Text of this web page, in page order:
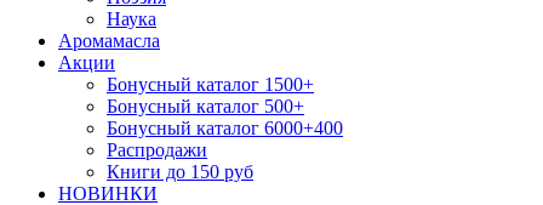
Наука
Аромамасла
Акции
Бонусный каталог 1500+
Бонусный каталог 500+
Бонусный каталог 6000+400
Распродажи
Книги до 150 руб
НОВИНКИ